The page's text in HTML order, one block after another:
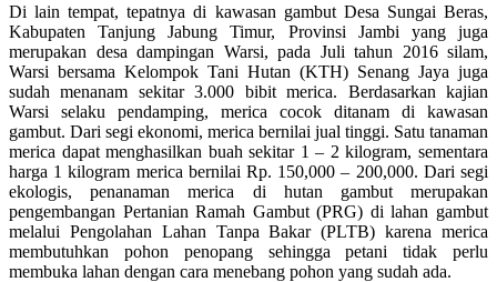
Di lain tempat, tepatnya di kawasan gambut Desa Sungai Beras,
Kabupaten Tanjung Jabung Timur, Provinsi Jambi yang juga
merupakan desa dampingan Warsi, pada Juli tahun 2016 silam,
Warsi bersama Kelompok Tani Hutan (KTH) Senang Jaya juga
sudah menanam sekitar 3.000 bibit merica. Berdasarkan kajian
Warsi selaku pendamping, merica cocok ditanam di kawasan
gambut. Dari segi ekonomi, merica bernilai jual tinggi. Satu tanaman
merica dapat menghasilkan buah sekitar 1 – 2 kilogram, sementara
harga 1 kilogram merica bernilai Rp. 150,000 – 200,000. Dari segi
ekologis, penanaman merica di hutan gambut merupakan
pengembangan Pertanian Ramah Gambut (PRG) di lahan gambut
melalui Pengolahan Lahan Tanpa Bakar (PLTB) karena merica
membutuhkan pohon penopang sehingga petani tidak perlu
membuka lahan dengan cara menebang pohon yang sudah ada.